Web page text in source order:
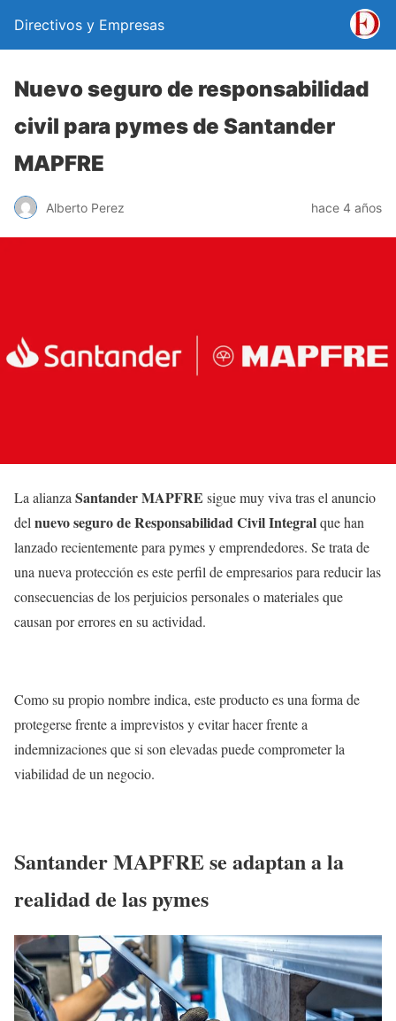
Directivos y Empresas
Nuevo seguro de responsabilidad
civil para pymes de Santander
MAPFRE
Alberto Perez hace 4 años
La alianzaSantander MAPFRE sigue muy viva tras el anuncio
delnuevo seguro de Responsabilidad Civil Integralque han
lanzado recientemente para pymes y emprendedores. Se trata de
una nueva protección es este perfil de empresarios para reducir las
consecuencias de los perjuicios personales o materiales que
causan por errores en su actividad.
Como su propio nombre indica, este producto es una forma de
protegerse frente a imprevistos y evitar hacer frente a
indemnizaciones que si son elevadas puede comprometer la
viabilidad de un negocio.
Santander MAPFRE se adaptan a la
realidad de las pymes